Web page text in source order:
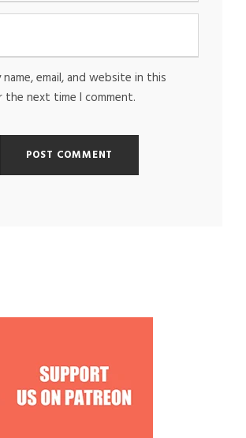
name, email, and website in this
next time I comment.